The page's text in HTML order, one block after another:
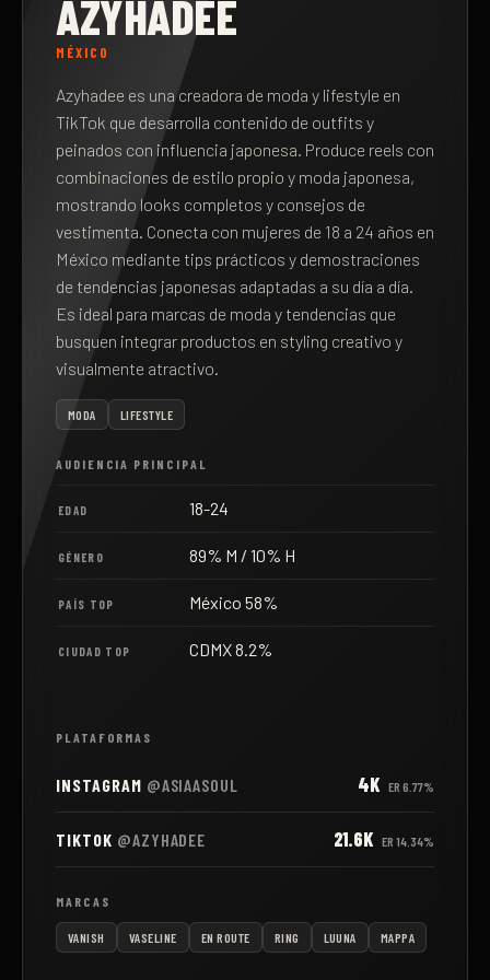
AZYHADEE
MÉXICO
Azyhadee es una creadora de moda y lifestyle en
TikTok que desarrolla contenido de outfits y
peinados con influencia japonesa. Produce reels con
combinaciones de estilo propio y moda japonesa,
mostrando looks completos y consejos de
vestimenta. Conecta con mujeres de 18 a 24 años en
México mediante tips prácticos y demostraciones
de tendencias japonesas adaptadas a su día a día.
Es ideal para marcas de moda y tendencias que
busquen integrar productos en styling creativo y
visualmente atractivo.
MODA LIFESTYLE
AUDIENCIA PRINCIPAL
EDAD 18-24
GÉNERO 89% M / 10% H
PAÍS TOP México 58%
CIUDAD TOP CDMX 8.2%
PLATAFORMAS
INSTAGRAM @ASIAASOUL 4K ER 6.77%
TIKTOK @AZYHADEE 21.6K ER 14.34%
MARCAS
VANISH VASELINE EN ROUTE RING LUUNA MAPPA